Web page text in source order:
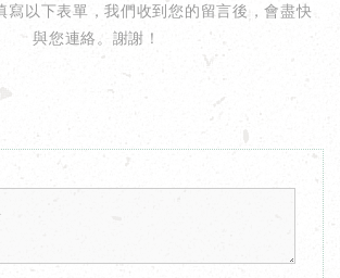
寫以下表單，我們收到您的留言後，會盡快
與您連絡。謝謝！